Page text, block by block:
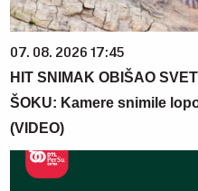
07. 08. 2026 17:45
HIT SNIMAK OBIŠAO
ŠOKU: Kamere snimile
(VIDEO)